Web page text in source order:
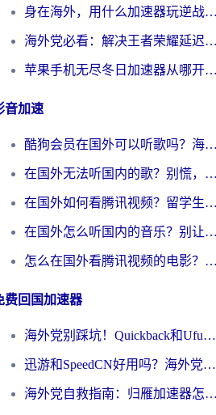
身在海外，用什么加速器玩逆战才能告别延迟？
海外党必看：解决王者荣耀延迟的加速器终极指南——从EVE到猫和老鼠，一个工具全搞定
苹果手机无尽冬日加速器从哪开启？海外玩家的冬日生存指南
音加速
酷狗会员在国外可以听歌吗？海外党亲测有效：3步解决音乐权限难题
在国外无法听国内的歌？别慌，这样操作就能畅听QQ音乐（附亲测加速器推荐）
在国外如何看腾讯视频？留学生亲测有效的回国加速方案
在国外怎么听国内的音乐？别让版权限制断了你的华语歌单
怎么在国外看腾讯视频的电影？海外党亲测有效的回国加速指南
费回国加速器
海外党别踩坑！Quickback和UfunR好用吗？选对回国加速器才能无缝刷国内资源
迅游和SpeedCN好用吗？海外党如何破解那道看不见的墙
海外党自救指南：归雁加速器怎么样？教你避开坑实现国内资源无缝访问